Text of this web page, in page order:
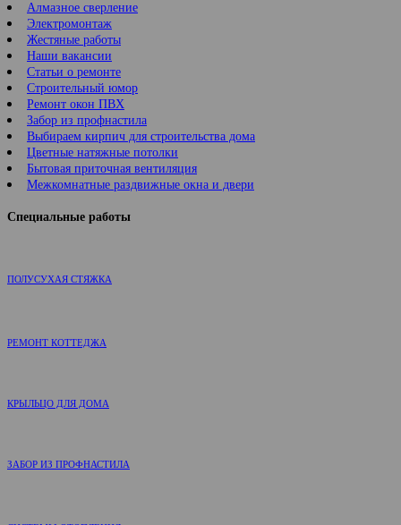
Алмазное сверление
Электромонтаж
Жестяные работы
Наши вакансии
Статьи о ремонте
Строительный юмор
Ремонт окон ПВХ
Забор из профнастила
Выбираем кирпич для строительства дома
Цветные натяжные потолки
Бытовая приточная вентиляция
Межкомнатные раздвижные окна и двери
Специальные работы
ПОЛУСУХАЯ СТЯЖКА
РЕМОНТ КОТТЕДЖА
КРЫЛЬЦО ДЛЯ ДОМА
ЗАБОР ИЗ ПРОФНАСТИЛА